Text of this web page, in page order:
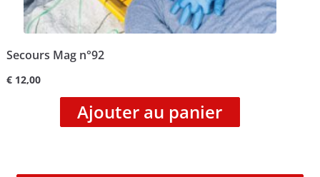
Secours Mag n°92
€12,00
Ajouter au panier